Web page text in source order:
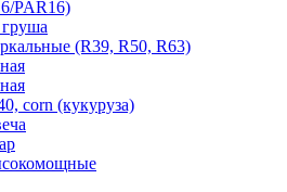
PAR16)
(R39, R50, R63)
corn (кукуруза)